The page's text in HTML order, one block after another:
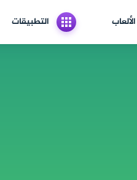
الألعاب التطبيقات